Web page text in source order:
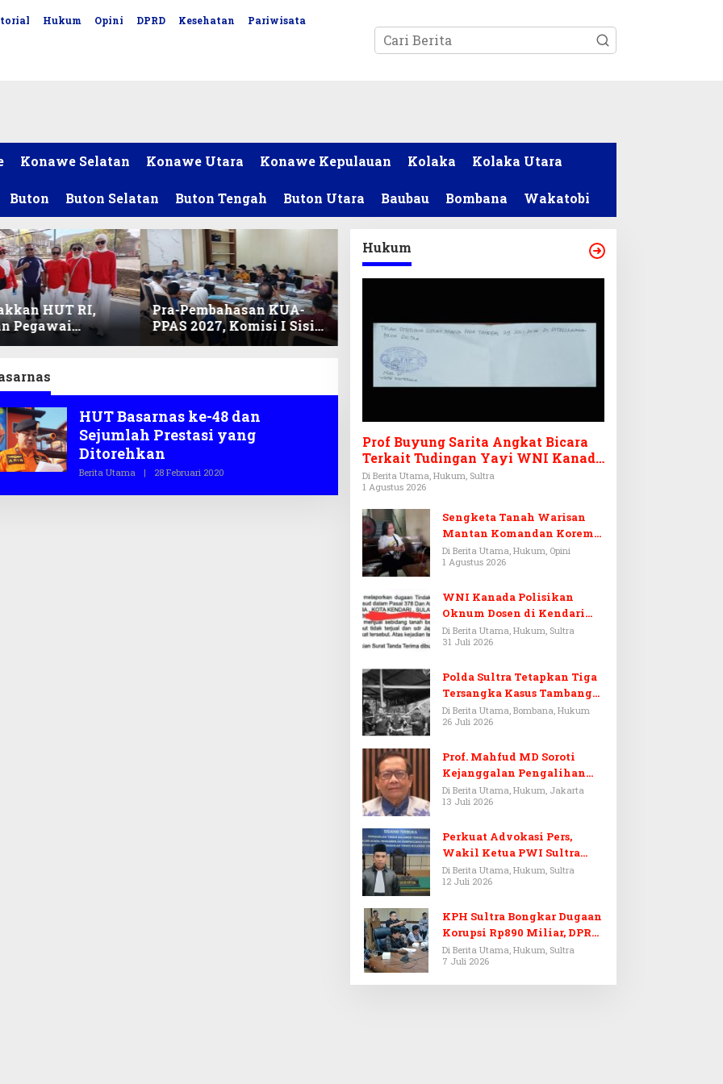
Hukum Opini DPRD Kesehatan Pariwisata
Konawe Selatan Konawe Utara Konawe Kepulauan Kolaka Kolaka Utara
Buton Buton Selatan Buton Tengah Buton Utara Baubau Bombana Wakatobi
HUT RI,
Pegawai
DPRD Sultra
Pra-Pembahasan KUA-
PPAS 2027, Komisi I Sisir
Program Prioritas
HUT Basarnas ke-48 dan
Sejumlah Prestasi yang
Ditorehkan
Berita Utama | 28 Februari 2020
E
Hukum
Prof Buyung Sarita Angkat Bicara
Terkait Tudingan Yayi WNI Kanada
Ditagih Utang Rp3,6 Miliar
Di Berita Utama, Hukum, Sultra
1 Agustus 2026
Sengketa Tanah Warisan
Mantan Komandan Korem
143/HO, Ketika Warisan
Menjadi Arena Pemerasan
Di Berita Utama, Hukum, Opini
1 Agustus 2026
WNI Kanada Polisikan
Oknum Dosen di Kendari
Terkait Aset Puluhan Miliar
Di Berita Utama, Hukum, Sultra
31 Juli 2026
Polda Sultra Tetapkan Tiga
Tersangka Kasus Tambang
Emas Ilegal di Bombana
Di Berita Utama, Bombana, Hukum
26 Juli 2026
Prof. Mahfud MD Soroti
Kejanggalan Pengalihan
Penyelidikan Tersangka
Febrie Adriansyah
Di Berita Utama, Hukum, Jakarta
13 Juli 2026
Perkuat Advokasi Pers,
Wakil Ketua PWI Sultra
Resmi Dilantik Menjadi
Advokat PERADI
Di Berita Utama, Hukum, Sultra
12 Juli 2026
KPH Sultra Bongkar Dugaan
Korupsi Rp890 Miliar, DPRD
Sultra Gelar RDP
Di Berita Utama, Hukum, Sultra
7 Juli 2026